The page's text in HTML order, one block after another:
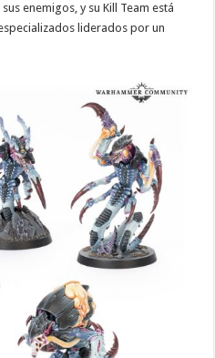
enemigos, y su Kill Team está
liderados por un